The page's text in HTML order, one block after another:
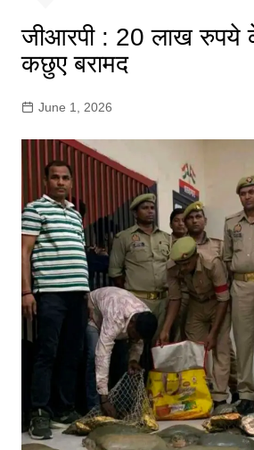
जीआरपी : 20 लाख रुपये
कछुए बरामद
June 1, 2026